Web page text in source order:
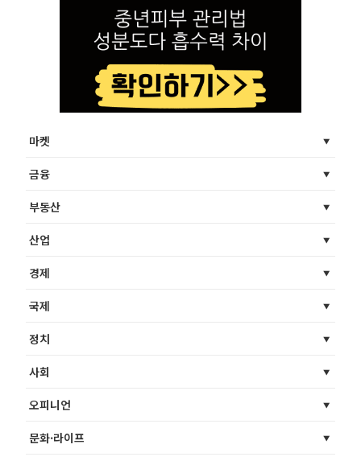
마켓
금융
부동산
산업
경제
국제
정치
사회
오피니언
문화·라이프